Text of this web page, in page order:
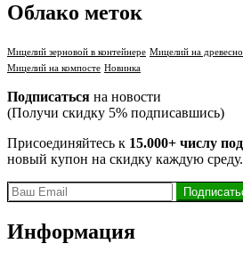
Облако меток
Мицелий зерновой в контейнере Мицелий на
Мицелий на компосте Новинка
Подписаться на новости
(Получи скидку 5% подписавшись)
Присоединяйтесь к 15.000+ числу
новый купон на скидку каждую среду.
Информация